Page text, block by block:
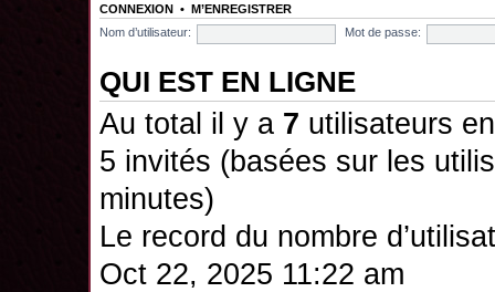
CONNEXION • M’ENREGISTRER
Nom d’utilisateur:
Mot de passe:
QUI EST EN LIGNE
Au total il y a 7 utilisateurs
5 invités (basées sur les
minutes)
Le record du nombre
Oct 22, 2025 11:22 am